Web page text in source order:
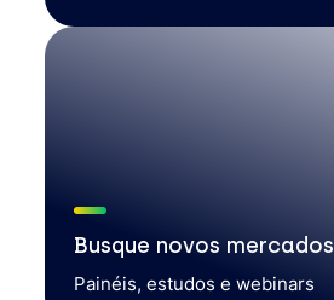
Busque novos mercados
Painéis, estudos e webinars